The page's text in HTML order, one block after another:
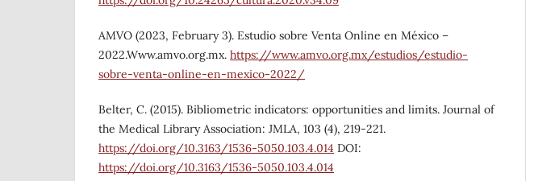
AMVO (2023, February 3). Estudio sobre Venta Online en México –
2022.Www.amvo.org.mx. https://www.amvo.org.mx/estudios/estudio-
sobre-venta-online-en-mexico-2022/
Belter, C. (2015). Bibliometric indicators: opportunities and limits. Journal of
the Medical Library Association: JMLA, 103 (4), 219-221.
https://doi.org/10.3163/1536-5050.103.4.014 DOI:
https://doi.org/10.3163/1536-5050.103.4.014